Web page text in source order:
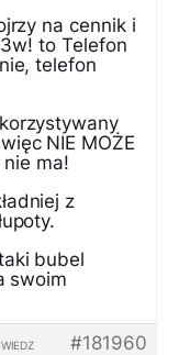
na cennik i
to Telefon
telefon
NIE MOŻE
ma!
z
bubel
swoim
#181960